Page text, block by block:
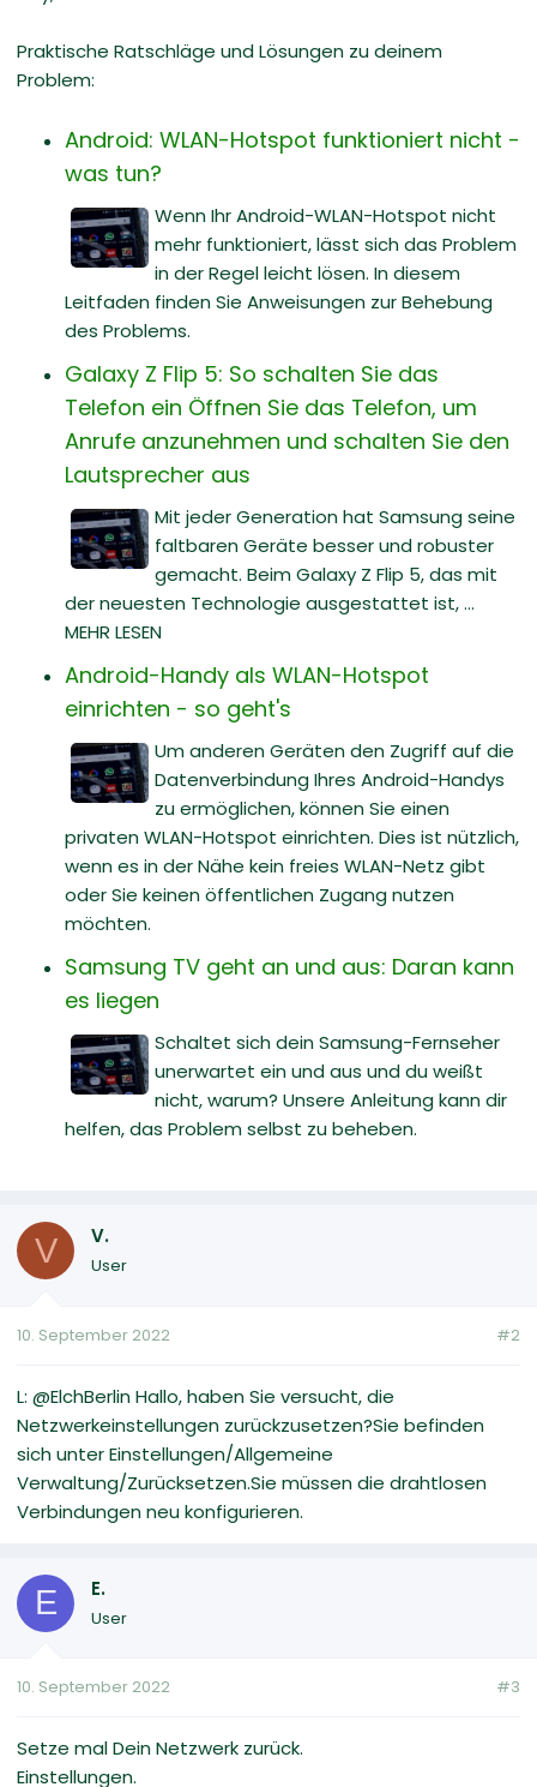
Praktische Ratschläge und Lösungen zu deinem
Problem:
Android: WLAN-Hotspot funktioniert nicht -
was tun?
Wenn Ihr Android-WLAN-Hotspot nicht
mehr funktioniert, lässt sich das Problem
in der Regel leicht lösen. In diesem
Leitfaden finden Sie Anweisungen zur Behebung
des Problems.
Galaxy Z Flip 5: So schalten Sie das
Telefon ein Öffnen Sie das Telefon, um
Anrufe anzunehmen und schalten Sie den
Lautsprecher aus
Mit jeder Generation hat Samsung seine
faltbaren Geräte besser und robuster
gemacht. Beim Galaxy Z Flip 5, das mit
der neuesten Technologie ausgestattet ist, ...
MEHR LESEN
Android-Handy als WLAN-Hotspot
einrichten - so geht's
Um anderen Geräten den Zugriff auf die
Datenverbindung Ihres Android-Handys
zu ermöglichen, können Sie einen
privaten WLAN-Hotspot einrichten. Dies ist nützlich,
wenn es in der Nähe kein freies WLAN-Netz gibt
oder Sie keinen öffentlichen Zugang nutzen
möchten.
Samsung TV geht an und aus: Daran kann
es liegen
Schaltet sich dein Samsung-Fernseher
unerwartet ein und aus und du weißt
nicht, warum? Unsere Anleitung kann dir
helfen, das Problem selbst zu beheben.
V V.
User
10. September 2022 #2
L: @ElchBerlin Hallo, haben Sie versucht, die
Netzwerkeinstellungen zurückzusetzen?Sie befinden
sich unter Einstellungen/Allgemeine
Verwaltung/Zurücksetzen.Sie müssen die drahtlosen
Verbindungen neu konfigurieren.
E E.
User
10. September 2022 #3
Setze mal Dein Netzwerk zurück.
Einstellungen.